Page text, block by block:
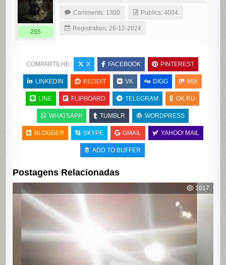
255
Comments: 1300 Publics: 4004
Registration: 26-12-2024
COMPARTILHE: X FACEBOOK PINTEREST
LINKEDIN REDDIT VK DIGG MIX
LINE FLIPBOARD TELEGRAM OK.RU
WHATSAPP TUMBLR WORDPRESS
BLOGGER SKYPE GMAIL YAHOO! MAIL
ADD TO BUFFER
Postagens Relacionadas
1017